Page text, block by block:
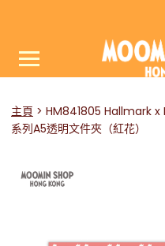
主頁
HM841805 Hallmark
系列A5透明文件夾（紅花）